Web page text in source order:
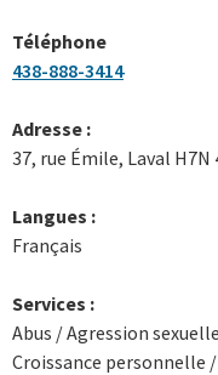
Téléphone
438-888-3414
Adresse :
37, rue Émile, Laval H7N
Langues :
Français
Services :
Abus / Agression
Croissance personnelle